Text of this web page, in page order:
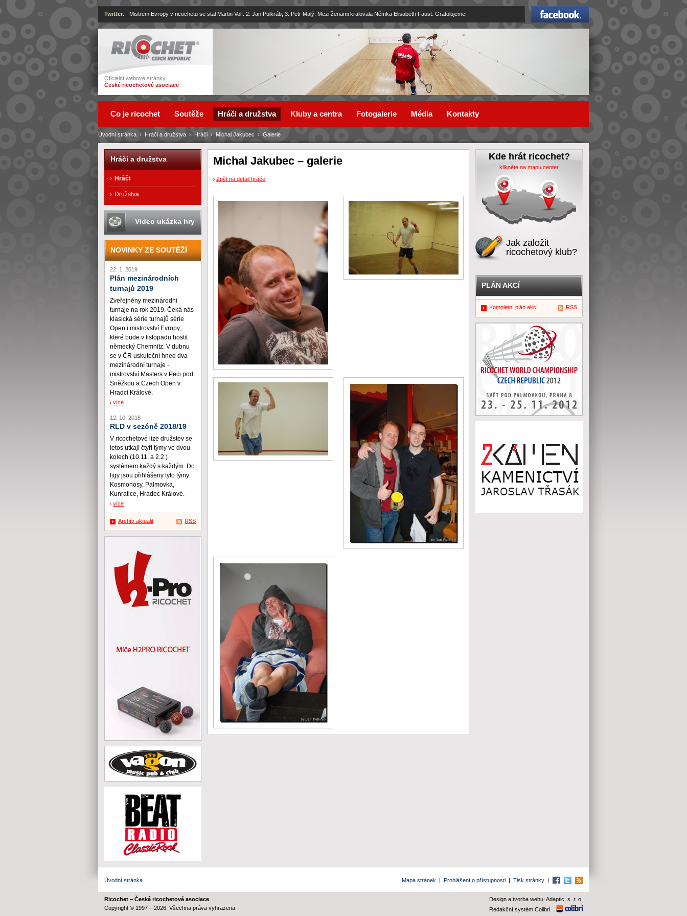
Ricochet
Oficiální webové stránky
České ricochetové asociace
Facebook
Twitter: Mistrem Evropy v ricochetu se stal Martin Volf. 2. Jan Pulkráb, 3. Petr Malý. Mezi ženami kralovala Němka Elisabeth Faust. Gratulujeme!
Michal Jakubec – galerie
Zpět na detail hráče
Úvodní stránka › Hráči a družstva › Hráči › Michal Jakubec › Galerie
Co je ricochet Soutěže Hráči a družstva Kluby a centra Fotogalerie Média Kontakty
Hráči a družstva
Hráči
Družstva
Video ukázka hry
NOVINKY ZE SOUTĚŽÍ
22. 1. 2019
Plán mezinárodních
turnajů 2019
Zveřejněny mezinárodní
turnaje na rok 2019. Čeká nás
klasická série turnajů série
Open i mistrovství Evropy,
které bude v listopadu hostit
německý Chemnitz. V dubnu
se v ČR uskuteční hned dva
mezinárodní turnaje -
mistrovství Masters v Peci pod
Sněžkou a Czech Open v
Hradci Králové.
více
12. 10. 2018
RLD v sezóně 2018/19
V ricochetové lize družstev se
letos utkají čtyři týmy ve dvou
kolech (10.11. a 2.2.)
systémem každý s každým. Do
ligy jsou přihlášeny tyto týmy:
Kosmonosy, Palmovka,
Kunratice, Hradec Králové.
více
Archív aktualit RSS
Kde hrát ricochet?
klikněte na mapu center
Jak založit
ricochetový klub?
PLÁN AKCÍ
Kompletní plán akcí RSS
Úvodní stránka Mapa stránek | Prohlášení o přístupnosti | Tisk stránky | Facebook
TwitterRSS
Ricochet – Česká ricochetová asociace
Copyright © 1997 – 2026. Všechna práva vyhrazena.
Design a tvorba webu: Adaptic, s. r. o.
Redakční systém Colibri